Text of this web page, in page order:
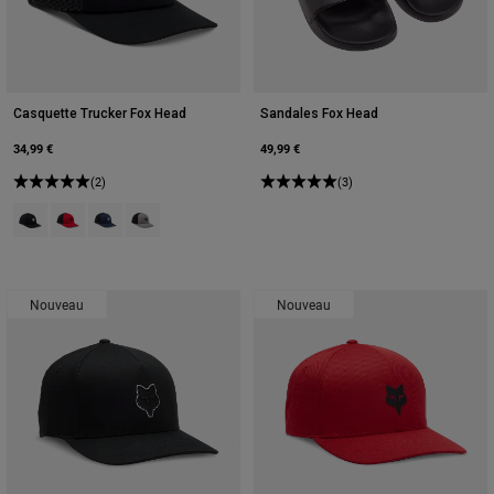
Casquette Trucker Fox Head
34,99 €
(2)
Product swatch type of Noir.
Product swatch type of Rouge flamme.
Product swatch type of Bleu minuit.
Product swatch type of Gris Acier.
Sandales Fox Head
49,99 €
(3)
Nouveau Nouveau